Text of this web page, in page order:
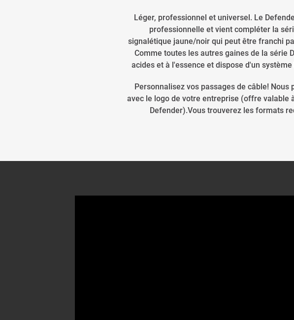
Léger, professionnel et universel. Le
professionnelle et vient compléter la
signalétique jaune/noir qui peut être franchi
Comme toutes les autres gaines de la série
acides et à l'essence et dispose d'un
Personnalisez vos passages de câble!
avec le logo de votre entreprise (offre valable
Defender).Vous trouverez les formats